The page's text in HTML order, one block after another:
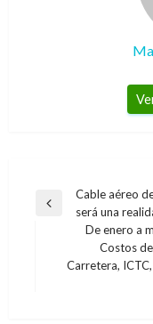
Navegación
entradas
Entrada
Cable aéreo
será una
Entrada
De enero a
Costos
Carretera,